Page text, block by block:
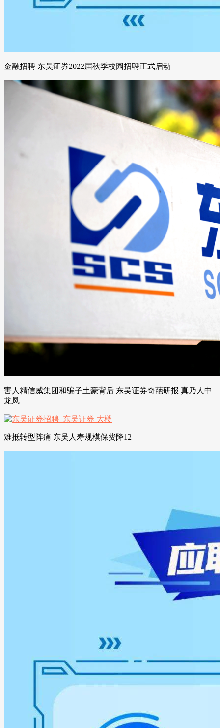
金融招聘 东吴证券2022届秋季校园招聘正式启动
害人精信威集团和骗子土豪背后 东吴证券奇葩研报 真乃人中
龙凤
难抵转型阵痛 东吴人寿规模保费降12